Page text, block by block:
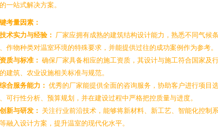
一站式解决方案。
考量因素：
技术实力与经验： 厂家应拥有成熟的建筑结构设计能力，熟悉不同气候
作物种类对温室环境的特殊要求，并能提供过往的成功案例作为参考。
资质与标准： 确保厂家具备相应的施工资质，其设计与施工符合国家及
建筑、农业设施相关标准与规范。
综合服务能力： 优秀的厂家能提供全面的咨询服务，协助客户进行项目
可行性分析、预算规划，并在建设过程中严格把控质量与进度。
创新与研发： 关注行业前沿技术，能够将新材料、新工艺、智能化控制
融入设计方案，提升温室的现代化水平。